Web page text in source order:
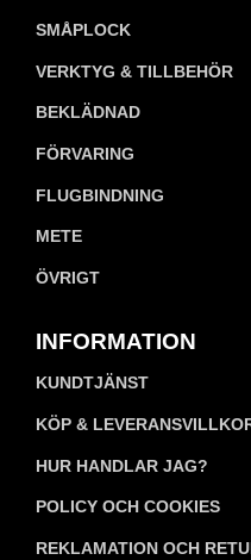
SMÅPLOCK
VERKTYG & TILLBEHÖR
BEKLÄDNAD
FÖRVARING
FLUGBINDNING
METE
ÖVRIGT
INFORMATION
KUNDTJÄNST
KÖP &
HUR HANDLAR JAG?
POLICY OCH COOKIES
REKLAMATION OCH